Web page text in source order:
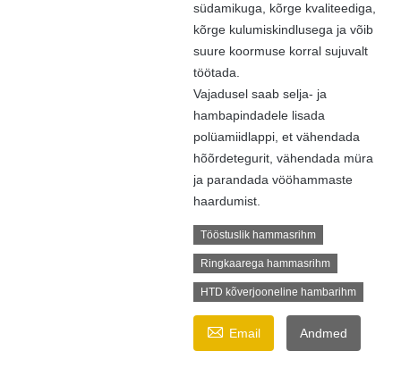
südamikuga, kõrge kvaliteediga,
kõrge kulumiskindlusega ja võib
suure koormuse korral sujuvalt
töötada.
Vajadusel saab selja- ja
hambapindadele lisada
polüamiidlappi, et vähendada
hõõrdetegurit, vähendada müra
ja parandada vööhammaste
haardumist.
Tööstuslik hammasrihm
Ringkaarega hammasrihm
HTD kõverjooneline hambarihm
 Email Andmed